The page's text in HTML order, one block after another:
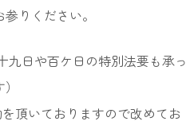
りください。
九日や百ケ日の特別法要も承っ
頂いておりますので改めてお